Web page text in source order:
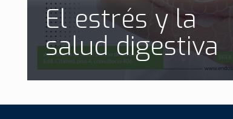
El estrés y la
salud digestiva